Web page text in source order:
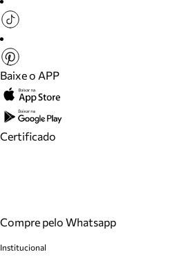
Baixe o APP
Certificado
Compre pelo Whatsapp
Institucional